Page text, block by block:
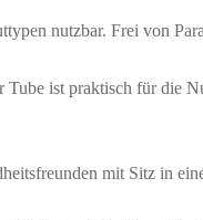
nutzbar. Frei von
ist praktisch für die
mit Sitz in